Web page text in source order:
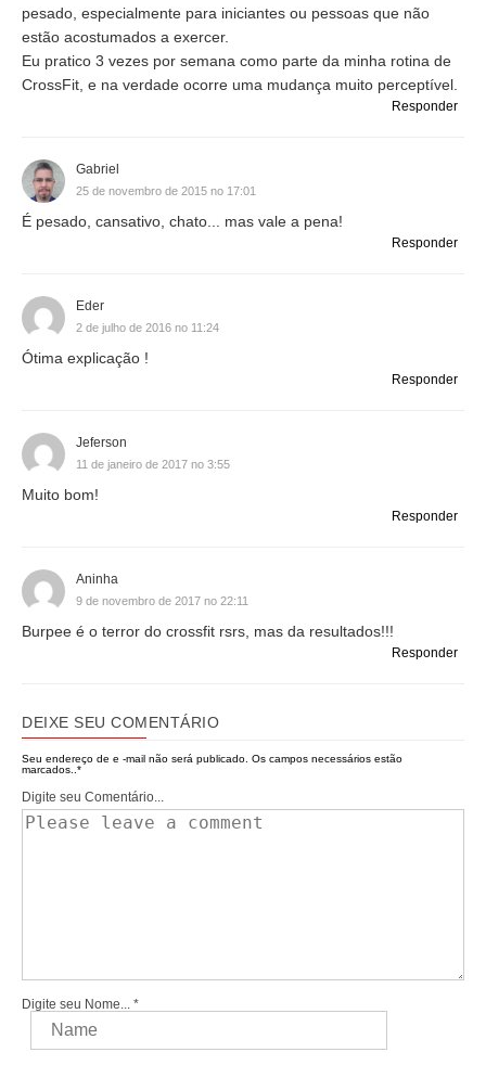
pesado, especialmente para iniciantes ou pessoas que não
estão acostumados a exercer.
Eu pratico 3 vezes por semana como parte da minha rotina de
CrossFit, e na verdade ocorre uma mudança muito perceptível.
Responder
Gabriel
25 de novembro de 2015 no 17:01
É pesado, cansativo, chato... mas vale a pena!
Responder
Eder
2 de julho de 2016 no 11:24
Ótima explicação !
Responder
Jeferson
11 de janeiro de 2017 no 3:55
Muito bom!
Responder
Aninha
9 de novembro de 2017 no 22:11
Burpee é o terror do crossfit rsrs, mas da resultados!!!
Responder
DEIXE SEU COMENTÁRIO
Seu endereço de e -mail não será publicado. Os campos necessários estão
marcados..*
Digite seu Comentário...
Digite seu Nome... *